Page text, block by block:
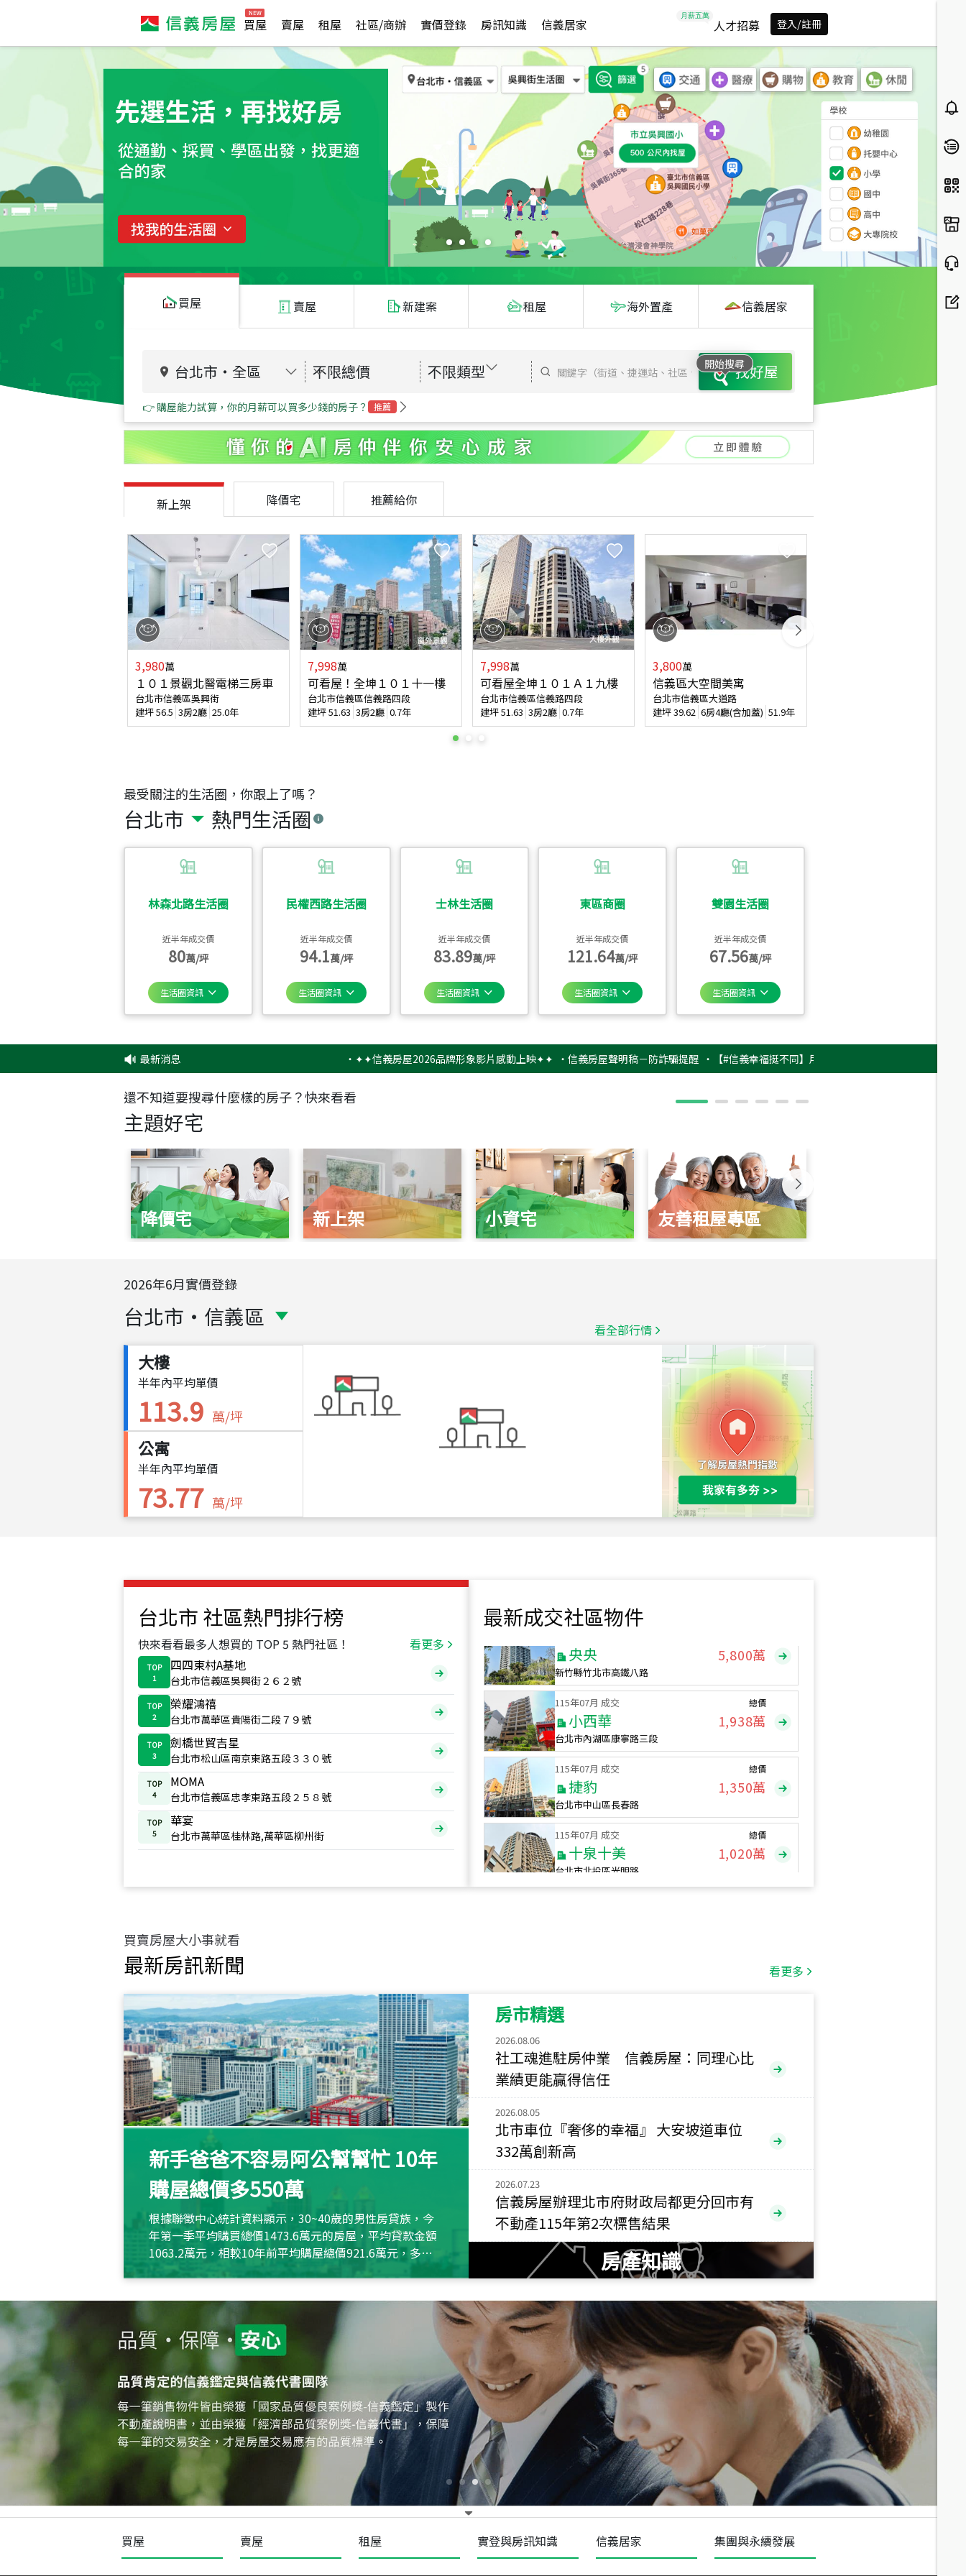
買屋 賣屋 租屋 社區/商辦 實價登錄 房訊知識 信義居家 人才招募 登入/註冊
買屋 賣屋 新建案 租屋 海外置產 信義居家
台北市 ・ 全區 不限總價 不限類型
開始搜尋
找好屋
👉 購屋能力試算，你的月薪可以買多少錢的房子？ 推薦
最受關注的生活圈，你跟上了嗎？
台北市 熱門生活圈
林森北路生活圈
近半年成交價
80萬/坪
生活圈資訊
民權西路生活圈
近半年成交價
94.1萬/坪
生活圈資訊
士林生活圈
近半年成交價
83.89萬/坪
生活圈資訊
東區商圈
近半年成交價
121.64萬/坪
生活圈資訊
雙園生活圈
近半年成交價
67.56萬/坪
生活圈資訊
新上架 降價宅 推薦給你
3,980萬
１０１景觀北醫電梯三房車
台北市信義區吳興街
建坪56.5 3房2廳 25.0年
7,998萬
可看屋！全坤１０１十一樓
台北市信義區信義路四段
建坪51.63 3房2廳 0.7年
7,998萬
可看屋全坤１０１Ａ１九樓
台北市信義區信義路四段
建坪51.63 3房2廳 0.7年
3,800萬
信義區大空間美寓
台北市信義區大道路
建坪39.62 6房4廳(含加蓋) 51.9年
最新消息 ✦✦信義房屋2026品牌形象影片感動上映✦✦ ‧信義房屋聲明稿－防詐騙提醒 ‧【#信義幸福挺不同】用實力，讓升職免抽號碼牌！最新雇主品
還不知道要搜尋什麼樣的房子？快來看看
主題好宅
降價宅 新上架 小資宅 友善租屋專區
2026年6月實價登錄
台北市 ・ 信義區 看全部行情
大樓
半年內平均單價
113.9 萬/坪
公寓
半年內平均單價
73.77 萬/坪
台北市 社區熱門排行榜
快來看看最多人想買的 TOP 5 熱門社區！ 看更多
TOP
1
四四東村A基地
台北市信義區吳興街２６２號
TOP
2
榮耀鴻禧
台北市萬華區貴陽街二段７９號
TOP
3
劍橋世貿吉星
台北市松山區南京東路五段３３０號
TOP
4
MOMA
台北市信義區忠孝東路五段２５８號
TOP
5
華宴
台北市萬華區桂林路,萬華區柳州街
最新成交社區物件
台北市中山區長春路
1,020萬
總價
490萬
新竹市新竹市慈祥路
總價
1,808萬
115年07月 成交
新竹縣竹北市高鐵八路
115年07月 成交
小西華
台北市內湖區康寧路三段
總價
1,938萬
115年07月 成交
捷豹
台北市中山區長春路
總價
1,350萬
115年07月 成交
十泉十美
台北市北投區光明路
總價
1,020萬
115年07月 成交 總價
115
新北市永和區環河西路二段
115年07月 成交
央央 5,800萬
115年
小西華 1,938萬
115 年07月 成交
捷豹
台北市中山區長春路
115年07月 成交
十泉十美
台北市北投區光明路
總價
1,020萬
年 月 成交
四維天廈
新竹市新竹市四維路
總價
490萬
115 月 成交
菁英典藏
新竹市新竹市慈祥路
1,808
買賣房屋大小事就看
最新房訊新聞 看更多
新手爸爸不容易阿公幫幫忙 10年
購屋總價多550萬
根據聯徵中心統計資料顯示，30~40歲的男性房貸族，今
年第一季平均購買總價1473.6萬元的房屋，平均貸款金額
1063.2萬元，相較10年前平均購屋總價921.6萬元，多出
約550萬元，且貸款金額也多
房市精選
2026.08.06
社工魂進駐房仲業 信義房屋：同理心比
業績更能贏得信任
2026.08.05
北市車位『奢侈的幸福』 大安坡道車位
332萬創新高
2026.07.23
信義房屋辦理北市府財政局都更分回市有
不動產115年第2次標售結果
房產知識
買屋 賣屋 租屋 實登與房訊知識 信義居家 集團與永續發展